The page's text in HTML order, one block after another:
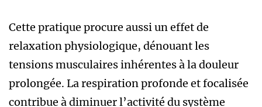
Cette pratique procure aussi un effet de
relaxation physiologique, dénouant les
tensions musculaires inhérentes à la douleur
prolongée. La respiration profonde et focalisée
contribue à diminuer l’activité du système